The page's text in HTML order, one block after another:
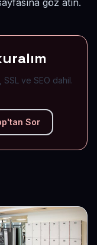
SSL ve SEO dahil.
Sor